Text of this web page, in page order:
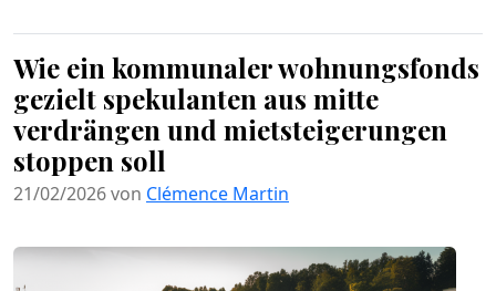
Wie ein kommunaler wohnungsfonds
gezielt spekulanten aus mitte
verdrängen und mietsteigerungen
stoppen soll
21/02/2026 von Clémence Martin